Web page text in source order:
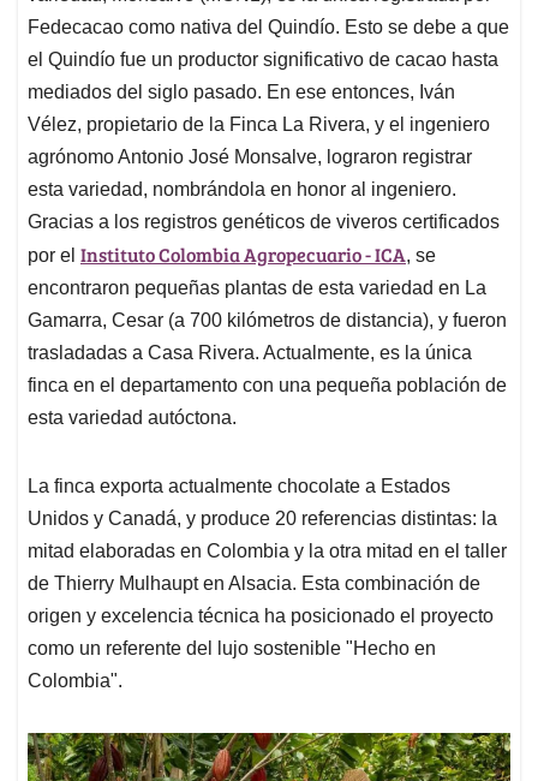
Fedecacao como nativa del Quindío. Esto se debe a que
el Quindío fue un productor significativo de cacao hasta
mediados del siglo pasado. En ese entonces, Iván
Vélez, propietario de la Finca La Rivera, y el ingeniero
agrónomo Antonio José Monsalve, lograron registrar
esta variedad, nombrándola en honor al ingeniero.
Gracias a los registros genéticos de viveros certificados
por el Instituto Colombia Agropecuario - ICA, se
encontraron pequeñas plantas de esta variedad en La
Gamarra, Cesar (a 700 kilómetros de distancia), y fueron
trasladadas a Casa Rivera. Actualmente, es la única
finca en el departamento con una pequeña población de
esta variedad autóctona.
La finca exporta actualmente chocolate a Estados
Unidos y Canadá, y produce 20 referencias distintas: la
mitad elaboradas en Colombia y la otra mitad en el taller
de Thierry Mulhaupt en Alsacia. Esta combinación de
origen y excelencia técnica ha posicionado el proyecto
como un referente del lujo sostenible "Hecho en
Colombia".